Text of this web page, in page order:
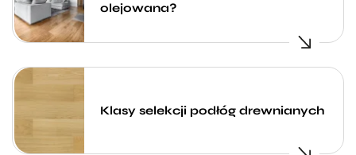
olejowana?
Klasy selekcji podłóg drewnianych